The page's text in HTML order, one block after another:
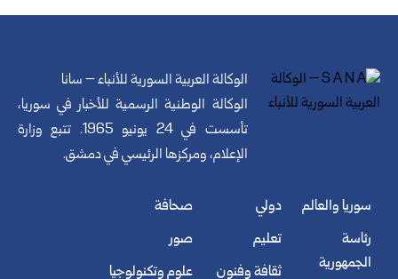
الوكالة العربية السورية للأنباء – سانا
الوكالة الوطنية الرسمية للأخبار في سوريا،
تأسست في 24 يونيو 1965. تتبع وزارة
الإعلام، ومركزها الرئيسي في دمشق.
سوريا والعالم
رئاسة
الجمهورية
دولي
تعليم
ثقافة وفنون
صحافة
صور
علوم وتكنولوجيا